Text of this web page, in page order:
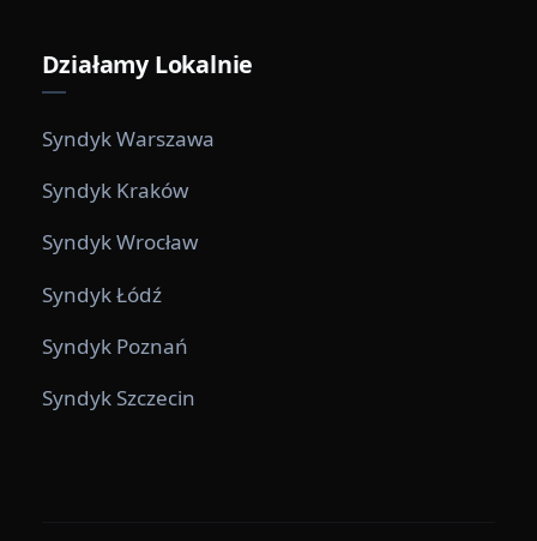
Działamy Lokalnie
Syndyk Warszawa
Syndyk Kraków
Syndyk Wrocław
Syndyk Łódź
Syndyk Poznań
Syndyk Szczecin